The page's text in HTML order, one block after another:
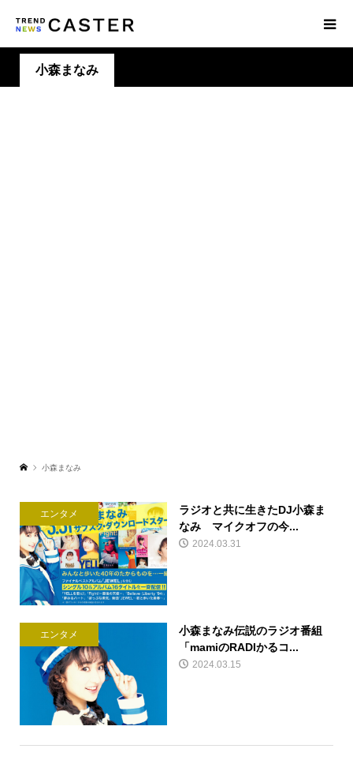
小森まなみ
小森まなみ
エンタメ
ラジオと共に生きたDJ小森ま
なみ マイクオフの今...
2024.03.31
エンタメ
小森まなみ伝説のラジオ番組
「mamiのRADIかるコ...
2024.03.15